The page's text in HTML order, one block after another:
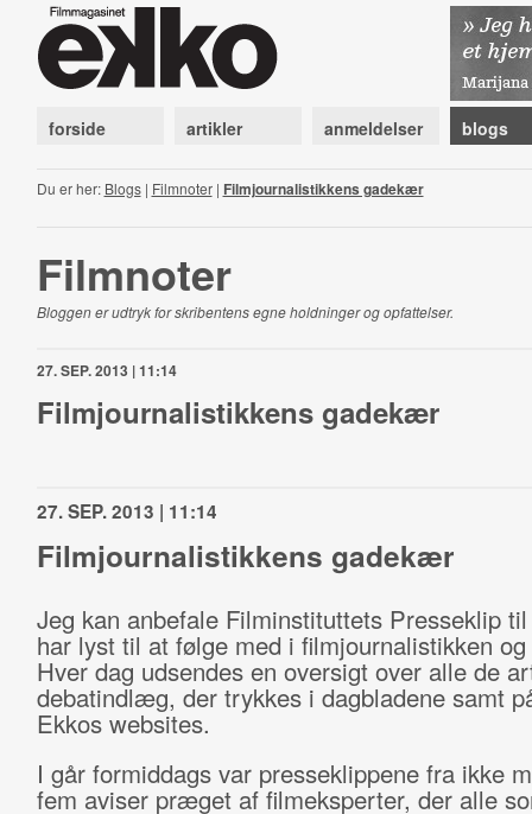
forside artikler anmeldelser blogs
Du er her: Blogs| Filmnoter| Filmjournalistikkens gadekær
Filmnoter
Bloggen er udtryk for skribentens egne holdninger og opfattelser.
27. SEP. 2013 | 11:14
Filmjournalistikkens gadekær
27. SEP. 2013 | 11:14
Filmjournalistikkens gadekær
Jeg kan anbefale Filminstituttets Presseklip
har lyst til at følge med i filmjournalistikken
Hver dag udsendes en oversigt over alle de
debatindlæg, der trykkes i dagbladene samt
Ekkos websites.
I går formiddags var presseklippene fra ikke
fem aviser præget af filmeksperter, der alle